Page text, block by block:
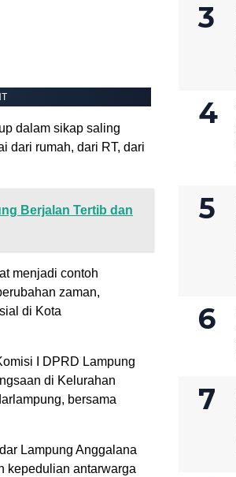
dalam sikap saling
dari rumah, dari RT, dari
Berjalan Tertib dan
menjadi contoh
zaman,
di Kota
I DPRD Lampung
di Kelurahan
bersama
Lampung Anggalana
kepedulian antarwarga